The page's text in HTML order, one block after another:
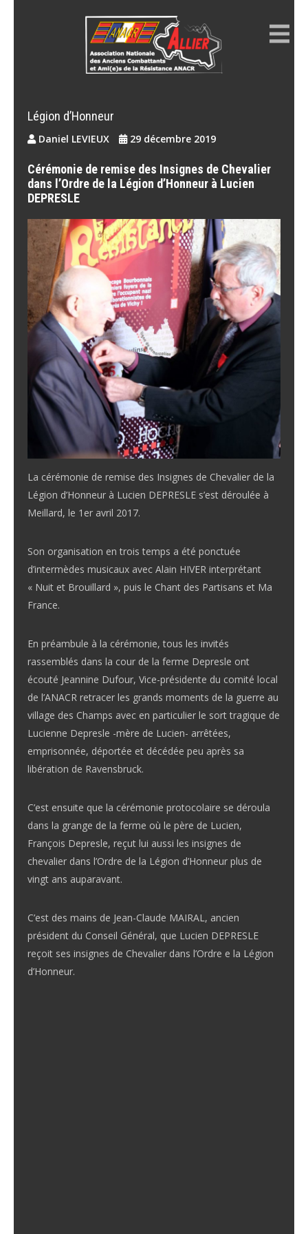
Légion d’Honneur
Daniel LEVIEUX 29 décembre 2019
Cérémonie de remise des Insignes de Chevalier
dans l’Ordre de la Légion d’Honneur à Lucien
DEPRESLE
La cérémonie de remise des Insignes de Chevalier de la
Légion d’Honneur à Lucien DEPRESLE s’est déroulée à
Meillard, le 1er avril 2017.
Son organisation en trois temps a été ponctuée
d’intermèdes musicaux avec Alain HIVER interprétant
« Nuit et Brouillard », puis le Chant des Partisans et Ma
France.
En préambule à la cérémonie, tous les invités
rassemblés dans la cour de la ferme Depresle ont
écouté Jeannine Dufour, Vice-présidente du comité local
de l’ANACR retracer les grands moments de la guerre au
village des Champs avec en particulier le sort tragique de
Lucienne Depresle -mère de Lucien- arrêtées,
emprisonnée, déportée et décédée peu après sa
libération de Ravensbruck.
C’est ensuite que la cérémonie protocolaire se déroula
dans la grange de la ferme où le père de Lucien,
François Depresle, reçut lui aussi les insignes de
chevalier dans l’Ordre de la Légion d’Honneur plus de
vingt ans auparavant.
C’est des mains de Jean-Claude MAIRAL, ancien
président du Conseil Général, que Lucien DEPRESLE
reçoit ses insignes de Chevalier dans l’Ordre e la Légion
d’Honneur.